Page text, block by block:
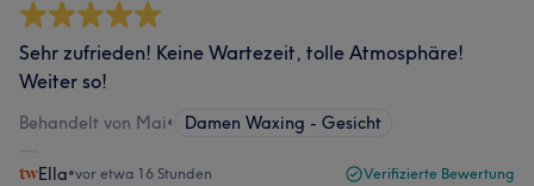
Sehr zufrieden! Keine Wartezeit, tolle Atmosphäre!
Weiter so!
Behandelt von Mai• Damen Waxing - Gesicht
Ella•vor etwa 16 Stunden Verifizierte Bewertung